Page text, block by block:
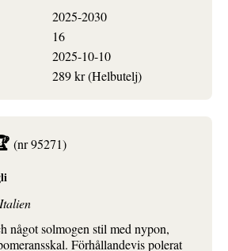
2025-2030
16
2025-10-10
289 kr (Helbutelj)
(nr 95271)
något solmogen stil med nypon,
Förhållandevis polerat